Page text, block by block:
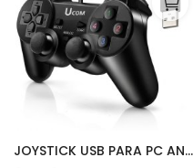
SMARTWATCH
COMPUTACIÓN
ILUMINACIÓN
SOPORTES
JOYSTICK USB PARA PC ANALÓGICO UCOM